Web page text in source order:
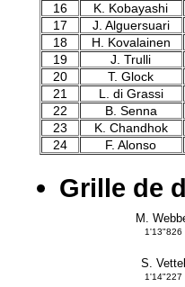
16
K. Kobayashi
17
J. Alguersuari
18
H. Kovalainen
19
J. Trulli
20
T. Glock
21
L. di Grassi
22
B. Senna
23
K. Chandhok
24
F. Alonso
Grille de
M.
1'13"826
S.
1'14"227